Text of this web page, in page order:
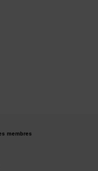
membres